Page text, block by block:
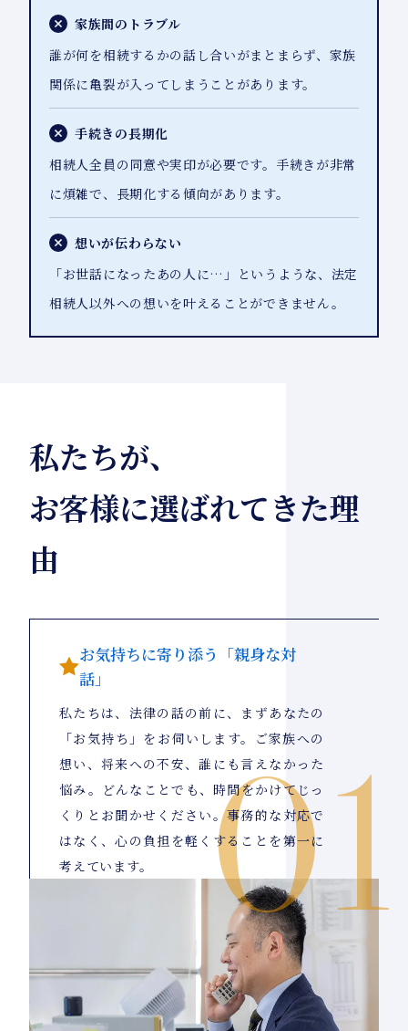
家族間のトラブル
誰が何を相続するかの話し合いがまとまらず、家族
関係に亀裂が入ってしまうことがあります。
手続きの長期化
相続人全員の同意や実印が必要です。手続きが非常
に煩雑で、長期化する傾向があります。
想いが伝わらない
「お世話になったあの人に…」というような、法定
相続人以外への想いを叶えることができません。
私たちが、
お客様に選ばれてきた理
由
お気持ちに寄り添う「親身な対
話」
私たちは、法律の話の前に、まずあなたの
「お気持ち」をお伺いします。ご家族への
想い、将来への不安、誰にも言えなかった
悩み。どんなことでも、時間をかけてじっ
くりとお聞かせください。事務的な対応で
はなく、心の負担を軽くすることを第一に
考えています。